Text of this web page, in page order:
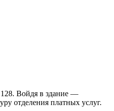
Войдя в здание —
отделения платных услуг.